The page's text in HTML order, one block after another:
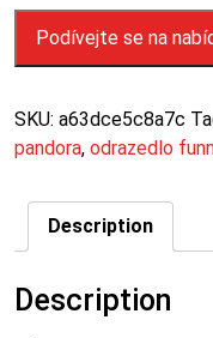
Podívejte se na
SKU: a63dce5c8a7c
pandora, odrazedlo
Description
Description